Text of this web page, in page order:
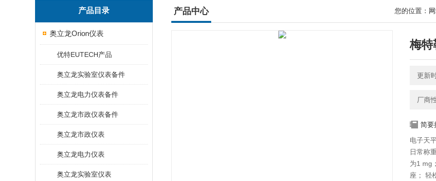
产品目录
奥立龙Orion仪表
优特EUTECH产品
奥立龙实验室仪表备件
奥立龙电力仪表备件
奥立龙市政仪表备件
奥立龙市政仪表
奥立龙电力仪表
奥立龙实验室仪表
产品中心 您的位置：
梅特
更新
厂商
简要
电子天
日常称
为1 mg
座； 轻